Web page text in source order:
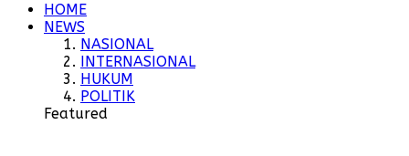
HOME
NEWS
NASIONAL
INTERNASIONAL
HUKUM
POLITIK
Featured